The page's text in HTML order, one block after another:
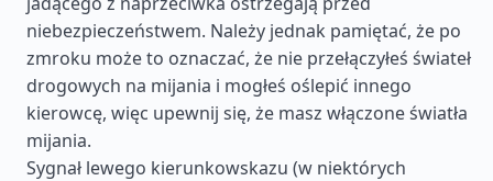
niebezpieczeństwem. Należy jednak pamiętać, że po
zmroku może to oznaczać, że nie przełączyłeś świateł
drogowych na mijania i mogłeś oślepić innego
kierowcę, więc upewnij się, że masz włączone światła
mijania.
Sygnał lewego kierunkowskazu (w niektórych